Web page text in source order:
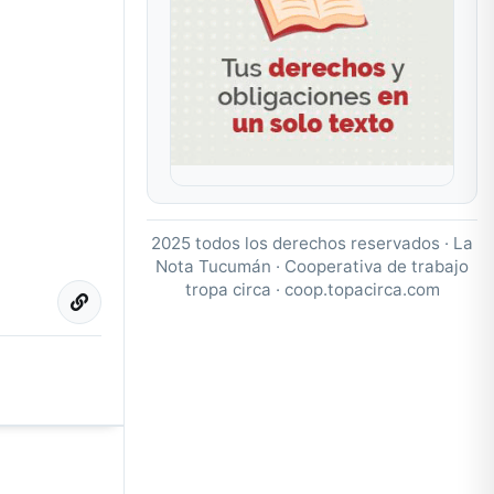
2025 todos los derechos reservados · La
Nota Tucumán · Cooperativa de trabajo
tropa circa · coop.topacirca.com